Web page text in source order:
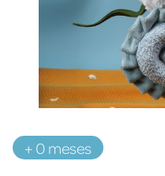
+ 0 meses